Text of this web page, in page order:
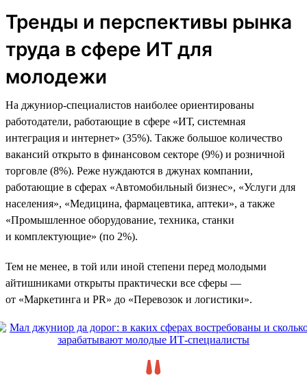
Тренды и перспективы рынка
труда в сфере ИТ для
молодежи
На джуниор-специалистов наиболее ориентированы
работодатели, работающие в сфере «ИТ, системная
интеграция и интернет» (35%). Также большое количество
вакансий открыто в финансовом секторе (9%) и розничной
торговле (8%). Реже нуждаются в джунах компании,
работающие в сферах «Автомобильный бизнес», «Услуги для
населения», «Медицина, фармацевтика, аптеки», а также
«Промышленное оборудование, техника, станки
и комплектующие» (по 2%).
Тем не менее, в той или иной степени перед молодыми
айтишниками открыты практически все сферы —
от «Маркетинга и PR» до «Перевозок и логистики».